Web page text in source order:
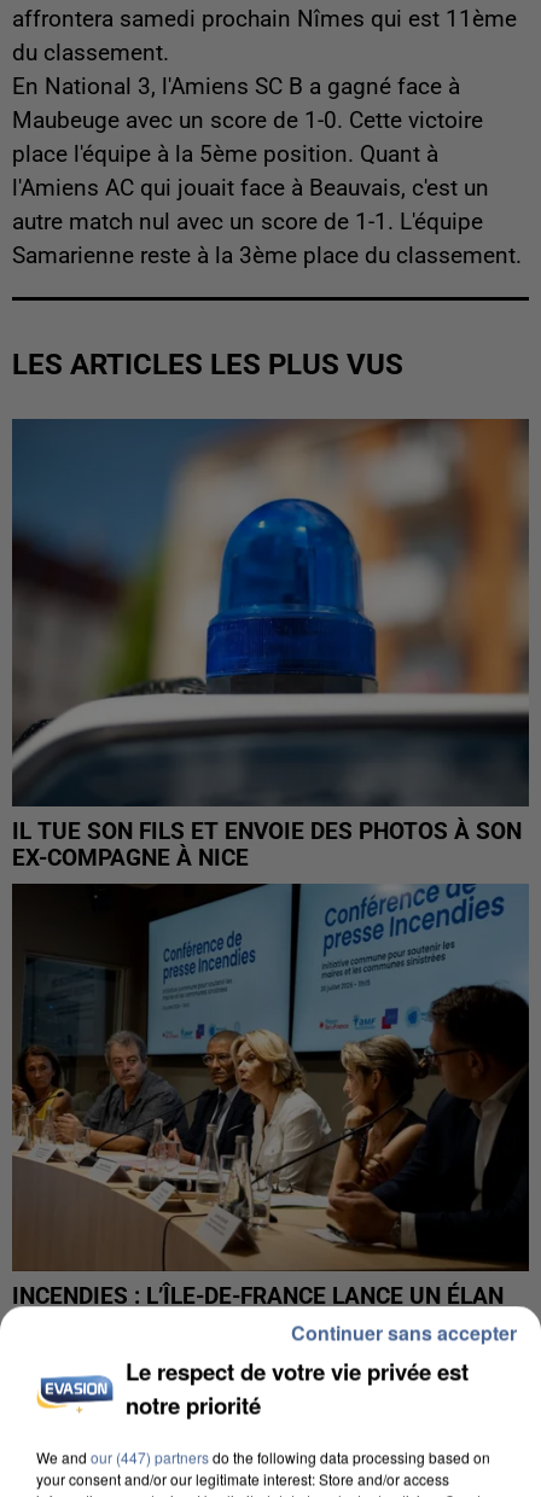
affrontera samedi prochain Nîmes qui est 11ème
du classement.
En National 3, l'Amiens SC B a gagné face à
Maubeuge avec un score de 1-0. Cette victoire
place l'équipe à la 5ème position. Quant à
l'Amiens AC qui jouait face à Beauvais, c'est un
autre match nul avec un score de 1-1. L'équipe
Samarienne reste à la 3ème place du classement.
LES ARTICLES LES PLUS VUS
IL TUE SON FILS ET ENVOIE DES PHOTOS À SON
EX-COMPAGNE À NICE
INCENDIES : L’ÎLE-DE-FRANCE LANCE UN ÉLAN
DE SOLIDARITÉ AVEC LES...
Le respect de votre vie privée est
notre priorité
We and our (447) partnersdo the following data processing based on
your consent and/or our legitimate interest: Store and/or access
Continuer sans accepter